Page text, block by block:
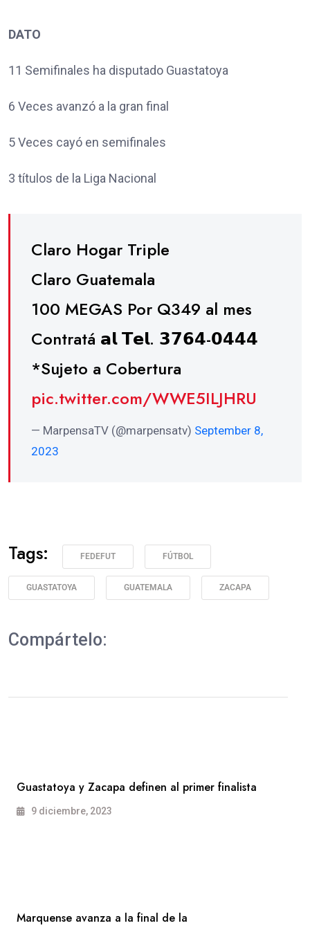
DATO
11 Semifinales ha disputado Guastatoya
6 Veces avanzó a la gran final
5 Veces cayó en semifinales
3 títulos de la Liga Nacional
Claro Hogar Triple
Claro Guatemala
100 MEGAS Por Q349 al mes
Contratá 𝗮𝗹 𝗧𝗲𝗹. 𝟯𝟳𝟲𝟰-𝟬𝟰𝟰𝟰
*Sujeto a Cobertura
pic.twitter.com/WWE5ILJHRU
— MarpensaTV (@marpensatv) September 8,
2023
Tags: FEDEFUT FÚTBOL
GUASTATOYA GUATEMALA ZACAPA
Compártelo:
Guastatoya y Zacapa definen al primer finalista
9 diciembre, 2023
Marquense avanza a la final de la